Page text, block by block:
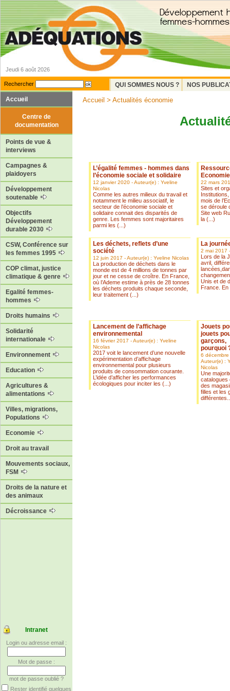
Jeudi 6 août 2026
Rechercher QUI SOMMES NOUS ?
NOS
Accueil
Centre de
documentation
Points de vue &
interviews
Campagnes &
plaidoyers
Développement
soutenable
Objectifs
Développement
durable 2030
CSW, Conférence sur
les femmes 1995
COP climat, justice
climatique & genre
Egalité femmes-
hommes
Droits humains
Solidarité
internationale
Environnement
Education
Agricultures &
alimentations
Villes, migrations,
Populations
Economie
Droit au travail
Mouvements sociaux,
FSM
Droits de la nature et
des animaux
Décroissance
Intranet
Login ou adresse email :
Mot de passe :
mot de passe oublié ?
Rester identifié quelques
Accueil > Actualités économie
L’égalité femmes - hommes dans
l’économie sociale et solidaire
12 janvier 2020 - Auteur(e) : Yveline
Nicolas
Comme les autres milieux du travail et
notamment le milieu associatif, le
secteur de l’économie sociale et
solidaire connait des disparités de
genre. Les femmes sont majoritaires
parmi les (...)
22 mars
Sites et
mois de
se déroule
Site web
la (...)
Les déchets, reflets d’une
société
12 juin 2017 - Auteur(e) : Yveline Nicolas
La production de déchets dans le
monde est de 4 millions de tonnes par
jour et ne cesse de croître. En France,
où l’Ademe estime à près de 28 tonnes
les déchets produits chaque seconde,
leur traitement (...)
La
2 mai 2017
Lors de la
avril,
Unis et de
France. En
Lancement de l’affichage
environnemental
16 février 2017 - Auteur(e) : Yveline
Nicolas
2017 voit le lancement d’une nouvelle
expérimentation d’affichage
environnemental pour plusieurs
produits de consommation courante.
L’idée d’afficher les performances
écologiques pour inciter les (...)
Jouets
jouets
garçons,
pourquoi
6
Auteur(e) :
Nicolas
Une
catalogues
des
filles et les